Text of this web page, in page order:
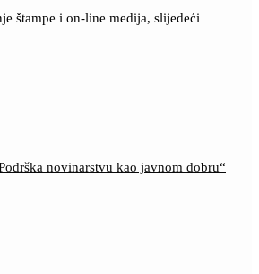
štampe i on-line medija, slijedeći
novinarstvu kao javnom dobru“